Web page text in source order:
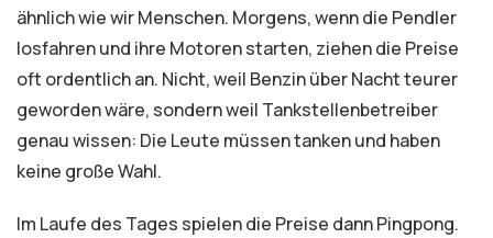
ähnlich wie wir Menschen. Morgens, wenn die Pendler
losfahren und ihre Motoren starten, ziehen die Preise
oft ordentlich an. Nicht, weil Benzin über Nacht teurer
geworden wäre, sondern weil Tankstellenbetreiber
genau wissen: Die Leute müssen tanken und haben
keine große Wahl.
Im Laufe des Tages spielen die Preise dann Pingpong.